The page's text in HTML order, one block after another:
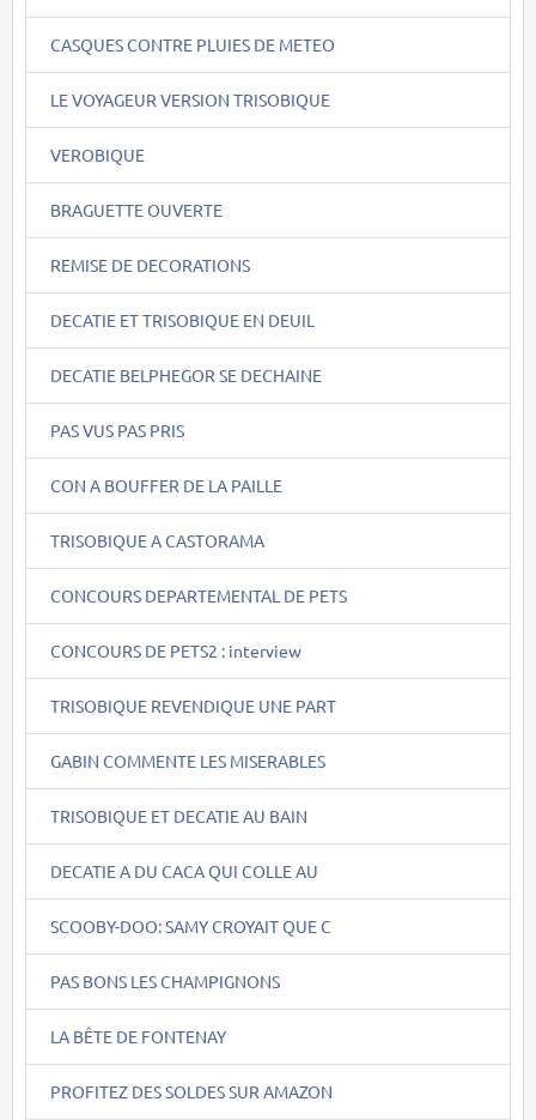
CASQUES CONTRE PLUIES DE METEO
LE VOYAGEUR VERSION TRISOBIQUE
VEROBIQUE
BRAGUETTE OUVERTE
REMISE DE DECORATIONS
DECATIE ET TRISOBIQUE EN DEUIL
DECATIE BELPHEGOR SE DECHAINE
PAS VUS PAS PRIS
CON A BOUFFER DE LA PAILLE
TRISOBIQUE A CASTORAMA
CONCOURS DEPARTEMENTAL DE PETS
CONCOURS DE PETS2 : interview
TRISOBIQUE REVENDIQUE UNE PART
GABIN COMMENTE LES MISERABLES
TRISOBIQUE ET DECATIE AU BAIN
DECATIE A DU CACA QUI COLLE AU
SCOOBY-DOO: SAMY CROYAIT QUE C
PAS BONS LES CHAMPIGNONS
LA BÊTE DE FONTENAY
PROFITEZ DES SOLDES SUR AMAZON